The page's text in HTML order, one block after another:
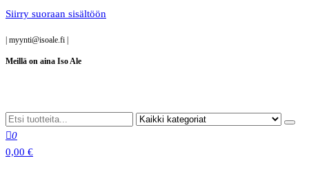
Siirry suoraan sisältöön
myynti@isoale.fi
Meillä on aina Iso Ale
0
0,00 €